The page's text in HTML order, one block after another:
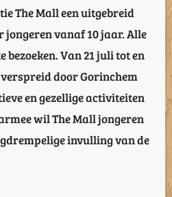
The Mall een uitgebreid
vanaf 10 jaar. Alle
Van 21 juli tot en
door Gorinchem
en gezellige activiteiten
wil The Mall jongeren
invulling van de